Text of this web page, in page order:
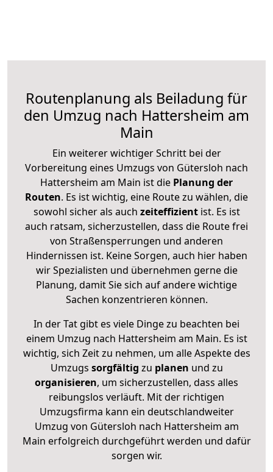
Routenplanung als Beiladung für
den Umzug nach Hattersheim am
Main
Ein weiterer wichtiger Schritt bei der
Vorbereitung eines Umzugs von Gütersloh nach
Hattersheim am Main ist die Planung der
Routen. Es ist wichtig, eine Route zu wählen, die
sowohl sicher als auch zeiteffizientist. Es ist
auch ratsam, sicherzustellen, dass die Route frei
von Straßensperrungen und anderen
Hindernissen ist. Keine Sorgen, auch hier haben
wir Spezialisten und übernehmen gerne die
Planung, damit Sie sich auf andere wichtige
Sachen konzentrieren können.
In der Tat gibt es viele Dinge zu beachten bei
einem Umzug nach Hattersheim am Main. Es ist
wichtig, sich Zeit zu nehmen, um alle Aspekte des
Umzugs sorgfältig zu planen und zu
organisieren, um sicherzustellen, dass alles
reibungslos verläuft. Mit der richtigen
Umzugsfirma kann ein deutschlandweiter
Umzug von Gütersloh nach Hattersheim am
Main erfolgreich durchgeführt werden und dafür
sorgen wir.